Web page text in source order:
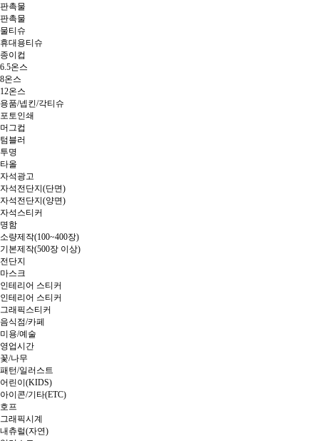
판촉물
판촉물
물티슈
휴대용티슈
종이컵
6.5온스
8온스
12온스
용품/넵킨/각티슈
포토인쇄
머그컵
텀블러
투명
타올
자석광고
자석전단지(단면)
자석전단지(양면)
자석스티커
명함
소량제작(100~400장)
기본제작(500장 이상)
전단지
마스크
인테리어 스티커
인테리어 스티커
그래픽스티커
음식점/카페
미용/예술
영업시간
꽃/나무
패턴/일러스트
어린이(KIDS)
아이콘/기타(ETC)
호프
그래픽시계
내츄럴(자연)